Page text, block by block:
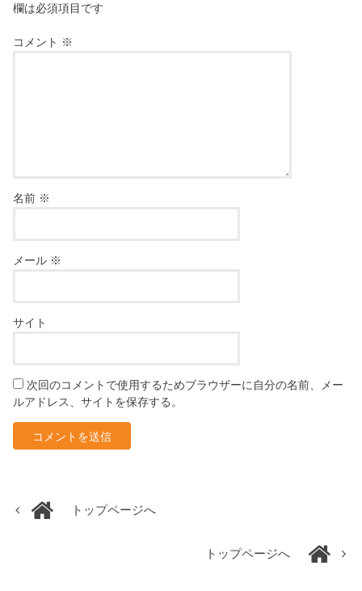
欄は必須項目です
コメント ※
名前 ※
メール ※
サイト
次回のコメントで使用するためブラウザーに自分の名前、メー
ルアドレス、サイトを保存する。
トップページへ
トップページへ